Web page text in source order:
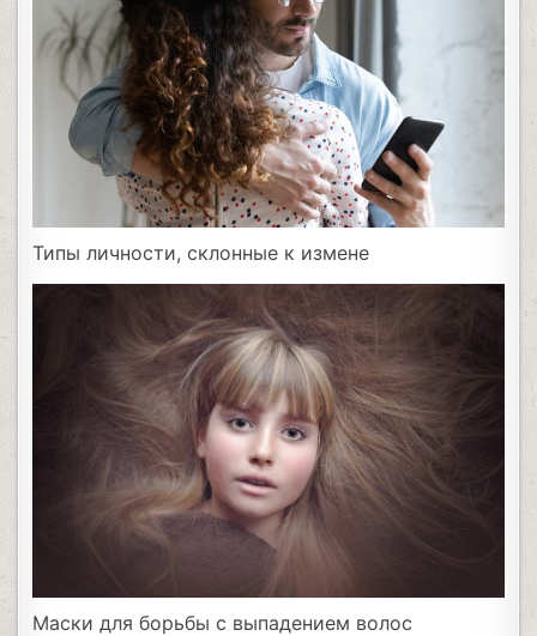
Типы личности, склонные к измене
Маски для борьбы с выпадением волос